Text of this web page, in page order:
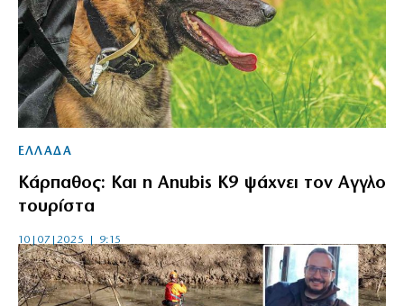
ΕΛΛΑΔΑ
Κάρπαθος: Και η Anubis K9 ψάχνει τον Αγγλο
τουρίστα
10|07|2025 | 9:15